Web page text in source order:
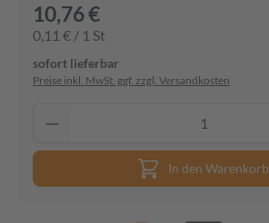
10,76 €
0,11 € / 1 St
sofort lieferbar
Preise inkl. MwSt. ggf. zzgl. Versandkosten
In den Warenkorb